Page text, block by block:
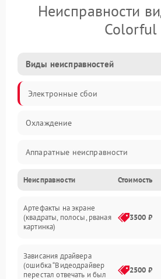
Неисправности
Colorful
Виды неисправностей
Электронные сбои
Охлаждение
Аппаратные неисправности
Перегрев и термопроблемы
Видео
Интерфейсные и
Неисправности Стоимость
Артефакты на экране
(квадраты, полосы, рваная
картинка)
3500 ₽
Зависания драйвера
(ошибка “Видеодрайвер
перестал отвечать и был
2500 ₽